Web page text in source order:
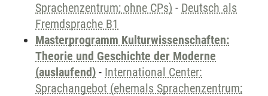
Sprachenzentrum; ohne CPs) - Deutsch als
Fremdsprache B1
Masterprogramm Kulturwissenschaften:
Theorie und Geschichte der Moderne
(auslaufend) - International Center:
Sprachangebot (ehemals Sprachenzentrum;